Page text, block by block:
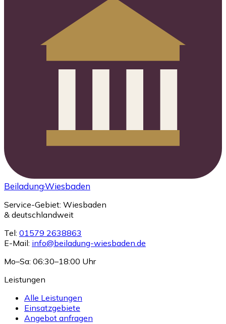
Beiladung·Wiesbaden
Service-Gebiet: Wiesbaden
& deutschlandweit
Tel: 01579 2638863
E-Mail: info@beiladung-wiesbaden.de
Mo–Sa: 06:30–18:00 Uhr
Leistungen
Alle Leistungen
Einsatzgebiete
Angebot anfragen